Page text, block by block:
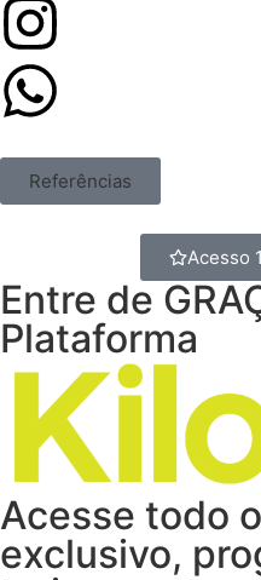
Referências
Acesso
Entre de
Plataforma
Acesse todo
exclusivo,